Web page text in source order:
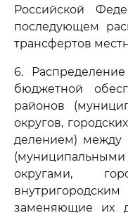
Российской
последующем
трансфертов
6.
бюджетной
районов
округов,
делением) между
округами,
заменяющие их